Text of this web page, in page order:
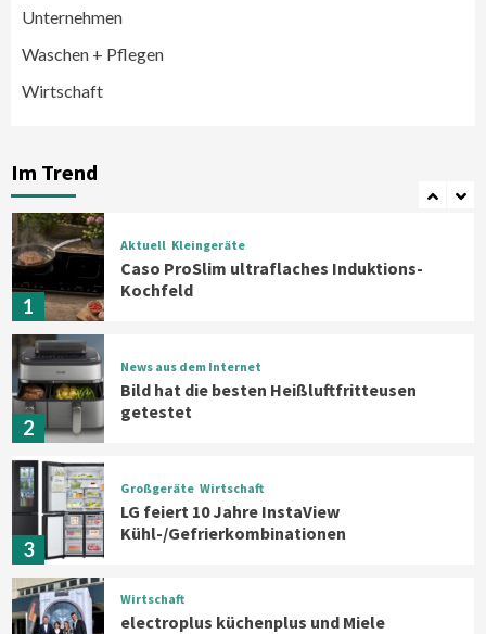
Unternehmen
Waschen + Pflegen
Wirtschaft
Im Trend
6
Verbraucher setzen immer mehr auf
Klimageräte und Ventilatoren
7
1
Aktuell Kleingeräte
Caso ProSlim ultraflaches Induktions-
Kochfeld
2
News aus dem Internet
Bild hat die besten Heißluftfritteusen
getestet
3
Großgeräte Wirtschaft
LG feiert 10 Jahre InstaView
Kühl-/Gefrierkombinationen
Wirtschaft
electroplus küchenplus und Miele